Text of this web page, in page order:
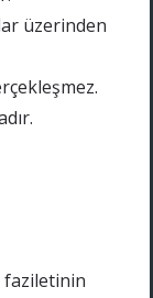
üzerinden
faziletinin